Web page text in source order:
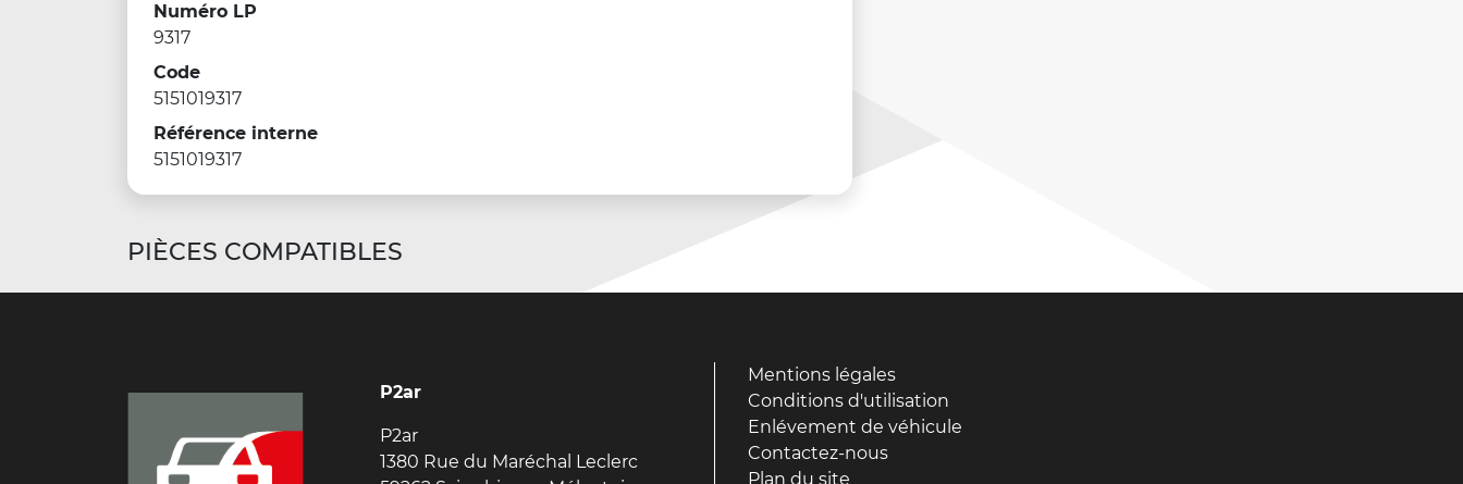
Numéro LP
9317
Code
5151019317
Référence interne
5151019317
PIÈCES COMPATIBLES
P2ar
P2ar
1380 Rue du Maréchal Leclerc
Mentions légales
Conditions d'utilisation
Enlévement de véhicule
Contactez-nous
Plan du site